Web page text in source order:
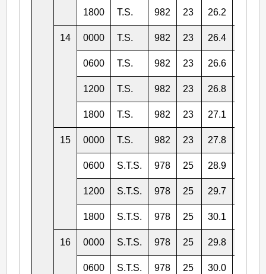
1800 T.S. 982 23 26.2
14 0000 T.S. 982 23 26.4
0600 T.S. 982 23 26.6
1200 T.S. 982 23 26.8
1800 T.S. 982 23 27.1
15 0000 T.S. 982 23 27.8
0600 S.T.S. 978 25 28.9
1200 S.T.S. 978 25 29.7
1800 S.T.S. 978 25 30.1
16 0000 S.T.S. 978 25 29.8
0600 S.T.S. 978 25 30.0